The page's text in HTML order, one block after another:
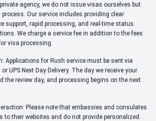
agency, we do not issue visas ourselves but
Our service includes providing clear
support, rapid processing, and real-time status
We charge a service fee in addition to the fees
visa processing.
Applications for Rush service must be sent via
UPS Next Day Delivery. The day we receive your
the review day, and processing begins on the next
Please note that embassies and consulates
to their websites and do not provide personalized